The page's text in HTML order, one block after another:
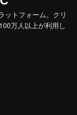
ットフォーム。クリ
万人以上が利用し